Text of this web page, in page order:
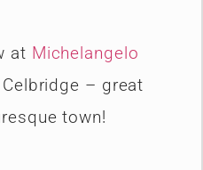
at Michelangelo
– great
town!